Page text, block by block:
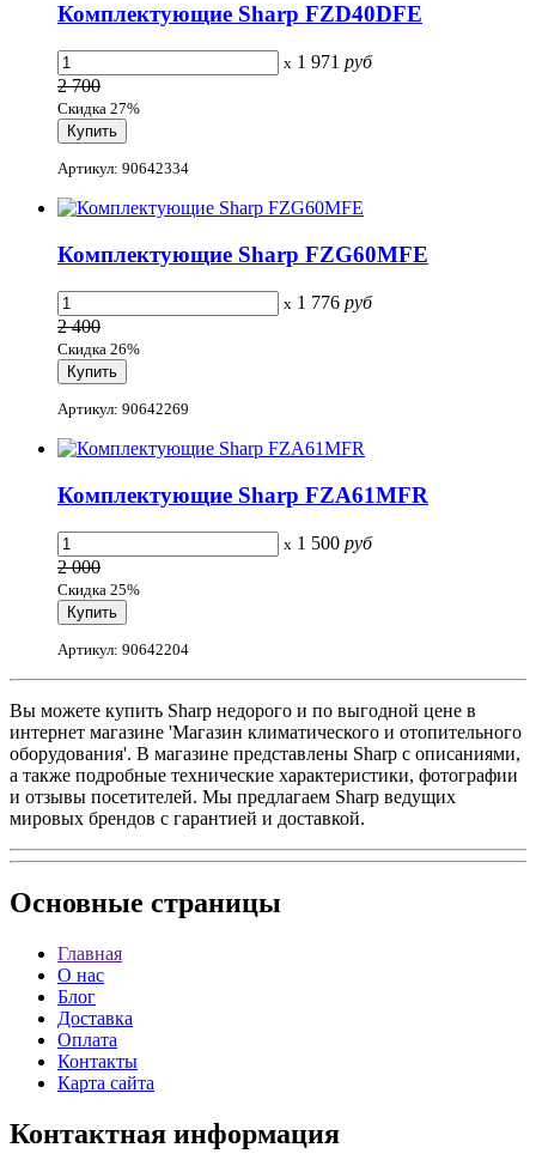
Комплектующие Sharp FZD40DFE
x 1 971 руб
2 700
Скидка 27%
Артикул: 90642334
Комплектующие Sharp FZG60MFE
x 1 776 руб
2 400
Скидка 26%
Артикул: 90642269
Комплектующие Sharp FZA61MFR
x 1 500 руб
2 000
Скидка 25%
Артикул: 90642204
Вы можете купить Sharp недорого и по выгодной цене в
интернет магазине 'Магазин климатического и отопительного
оборудования'. В магазине представлены Sharp с описаниями,
а также подробные технические характеристики, фотографии
и отзывы посетителей. Мы предлагаем Sharp ведущих
мировых брендов с гарантией и доставкой.
Основные страницы
Главная
О нас
Блог
Доставка
Оплата
Контакты
Карта сайта
Контактная информация